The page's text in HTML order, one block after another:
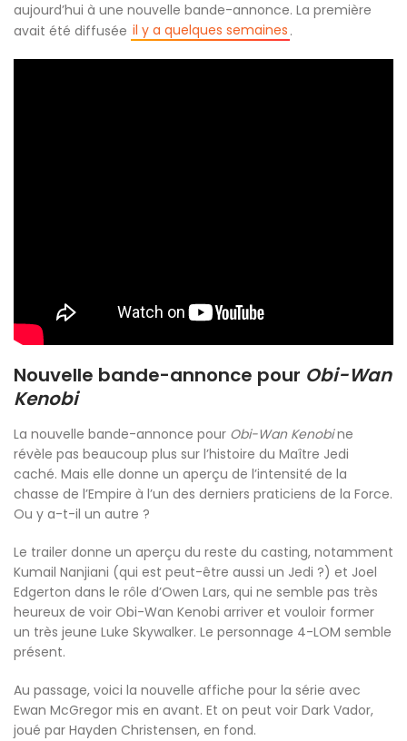
aujourd’hui à une nouvelle bande-annonce. La première
avait été diffusée il y a quelques semaines .
Nouvelle bande-annonce pour Obi-Wan
Kenobi
La nouvelle bande-annonce pour Obi-Wan Kenobine
révèle pas beaucoup plus sur l’histoire du Maître Jedi
caché. Mais elle donne un aperçu de l’intensité de la
chasse de l’Empire à l’un des derniers praticiens de la Force.
Ou y a-t-il un autre ?
Le trailer donne un aperçu du reste du casting, notamment
Kumail Nanjiani (qui est peut-être aussi un Jedi ?) et Joel
Edgerton dans le rôle d’Owen Lars, qui ne semble pas très
heureux de voir Obi-Wan Kenobi arriver et vouloir former
un très jeune Luke Skywalker. Le personnage 4-LOM semble
présent.
Au passage, voici la nouvelle affiche pour la série avec
Ewan McGregor mis en avant. Et on peut voir Dark Vador,
joué par Hayden Christensen, en fond.